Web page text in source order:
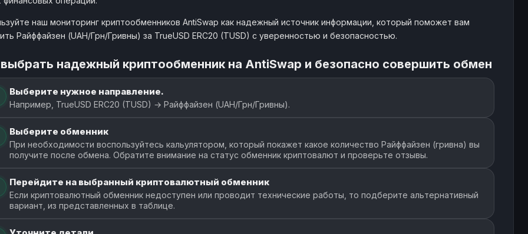
наш мониторинг криптообменников AntiSwap как надежный источник информации, который поможет вам
Райффайзен (UAH/Грн/Гривны) за TrueUSD ERC20 (TUSD) с уверенностью и безопасностью.
надежный криптообменник на AntiSwap и безопасно совершить обмен
Выберите нужное направление.
Например, TrueUSD ERC20 (TUSD) → Райффайзен (UAH/Грн/Гривны).
Выберите обменник
При необходимости воспользуйтесь кальулятором, который покажет какое количество Райффайзен (гривна) вы
получите после обмена. Обратите внимание на статус обменник криптовалют и проверьте отзывы.
Перейдите на выбранный криптовалютный обменник
Если криптовалютный обменник недоступен или проводит технические работы, то подберите альтернативный
вариант, из представленных в таблице.